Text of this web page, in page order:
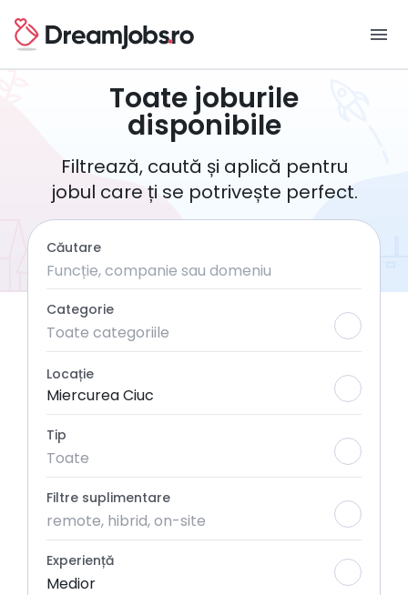
menu
Toate joburile
disponibile
Filtrează, caută și aplică pentru
jobul care ți se potrivește perfect.
Căutare
Categorie
Toate categoriile
Locație
Miercurea Ciuc
Tip
Toate
Filtre suplimentare
remote, hibrid, on-site
Experiență
Medior